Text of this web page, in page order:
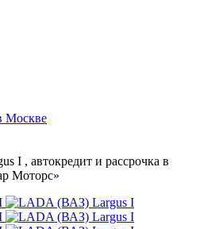
Москве
I , автокредит и рассрочка в
Моторс»